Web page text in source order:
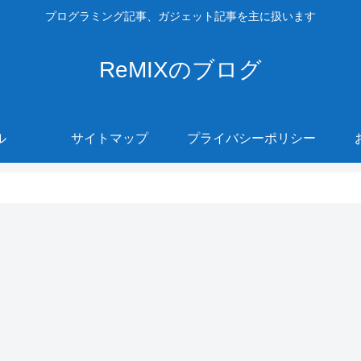
プログラミング記事、ガジェット記事を主に扱います
ReMIXのブログ
サイトマップ プライバシーポリシー